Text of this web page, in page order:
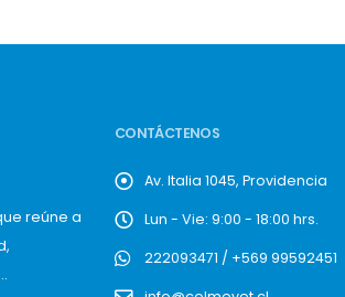
reúne a
CONTÁCTENOS
Av. Italia 1045, Providencia
Lun - Vie: 9:00 - 18:00 hrs.
222093471 / +569 99592451